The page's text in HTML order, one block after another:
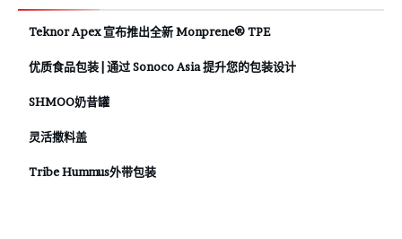
Teknor Apex 宣布推出全新 Monprene® TPE
优质食品包装 | 通过 Sonoco Asia 提升您的包装设计
SHMOO奶昔罐
灵活撒料盖
Tribe Hummus外带包装